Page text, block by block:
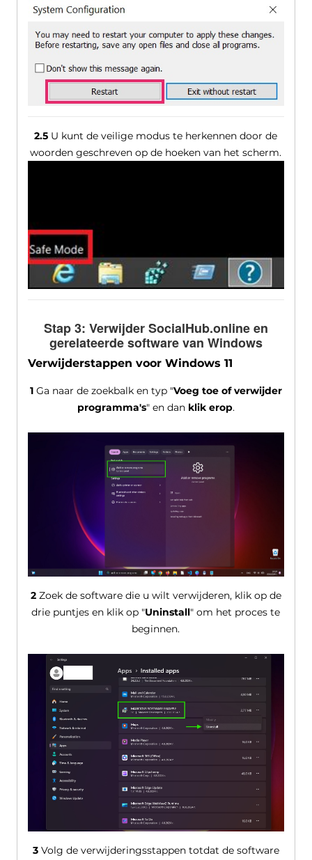
2.5 U kunt de veilige modus te herkennen door de
woorden geschreven op de hoeken van het scherm.
Stap 3: Verwijder SocialHub.online en
gerelateerde software van Windows
Verwijderstappen voor Windows 11
1Ga naar de zoekbalk en typ "Voeg toe of verwijder
programma's" en dan klik erop.
2Zoek de software die u wilt verwijderen, klik op de
drie puntjes en klik op "Uninstall" om het proces te
beginnen.
3Volg de verwijderingsstappen totdat de software